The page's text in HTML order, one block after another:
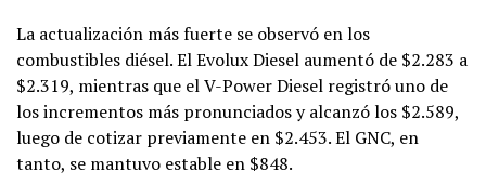
La actualización más fuerte se observó en los
combustibles diésel. El Evolux Diesel aumentó de $2.283 a
$2.319, mientras que el V-Power Diesel registró uno de
los incrementos más pronunciados y alcanzó los $2.589,
luego de cotizar previamente en $2.453. El GNC, en
tanto, se mantuvo estable en $848.